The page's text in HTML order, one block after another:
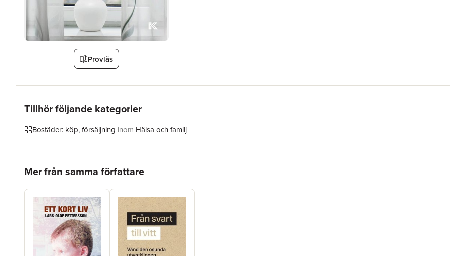
Provläs
Tillhör följande kategorier
Bostäder: köp, försäljning inom Hälsa och familj
Mer från samma författare